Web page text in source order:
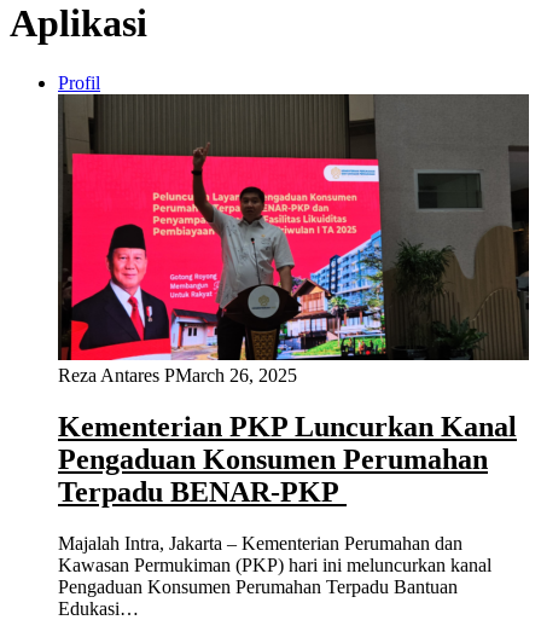
Aplikasi
Profil
Reza Antares PMarch 26, 2025
Kementerian PKP Luncurkan Kanal
Pengaduan Konsumen Perumahan
Terpadu BENAR-PKP
Majalah Intra, Jakarta – Kementerian Perumahan dan
Kawasan Permukiman (PKP) hari ini meluncurkan kanal
Pengaduan Konsumen Perumahan Terpadu Bantuan
Edukasi…